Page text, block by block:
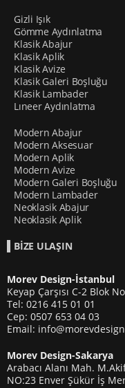
Gizli Işık
Gömme Aydınlatma
Klasik Abajur
Klasik Aplik
Klasik Avize
Klasik Galeri Boşluğu
Klasik Lambader
Lıneer Aydınlatma
Modern Abajur
Modern Aksesuar
Modern Aplik
Modern Avize
Modern Galeri Boşluğu
Modern Lambader
Neoklasik Abajur
Neoklasik Aplik
BİZE ULAŞIN
Morev Design-İstanbul
Keyap Çarşısı C-2 Blok
Tel: 0216 415 01 01
Cep: 0507 653 04 03
Email:
Morev Design-Sakarya
Arabacı Alanı Mah.
NO:23 Enver Şükür İş